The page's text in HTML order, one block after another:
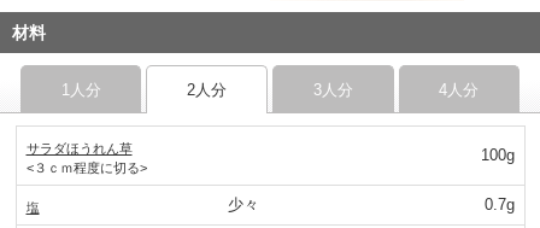
材料
1人分 2人分 3人分 4人分
サラダほうれん草
<３ｃｍ程度に切る>
100g
塩 少々 0.7g